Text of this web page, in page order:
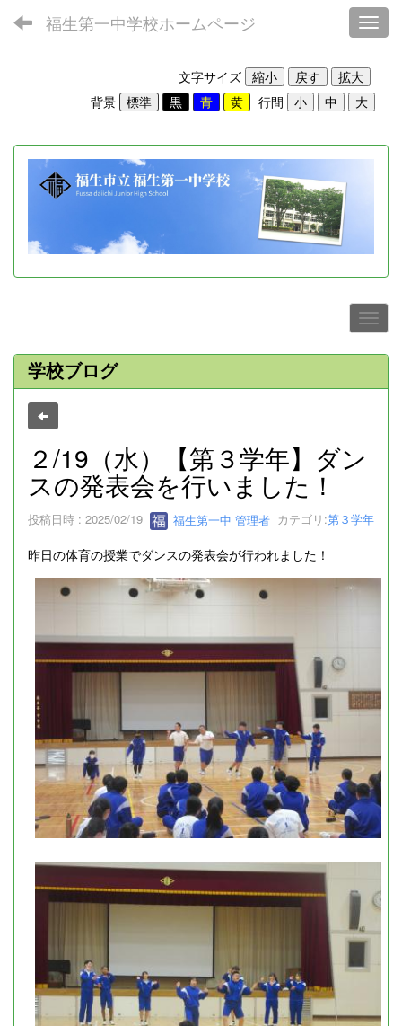
福生第一中学校ホームページ
文字サイズ
背景
行間
学校ブログ
２/19（水）【第３学年】ダン
スの発表会を行いました！
投稿日時 : 2025/02/19 福生第一中 管理者 カテゴリ:第３学年
昨日の体育の授業でダンスの発表会が行われました！